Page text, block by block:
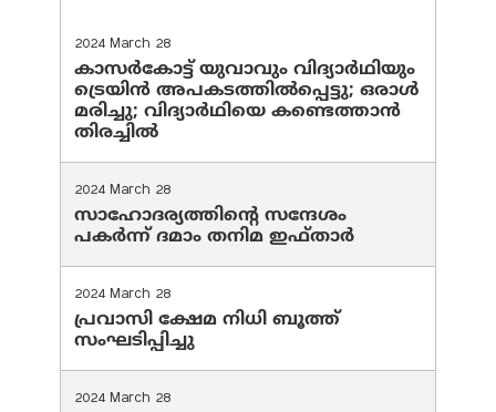
2024 March 28
കാസർകോട്ട് യുവാവും വിദ്യാർഥിയും
ട്രെയിൻ അപകടത്തിൽപ്പെട്ടു; ഒരാൾ
മരിച്ചു; വിദ്യാർഥിയെ കണ്ടെത്താൻ
തിരച്ചിൽ
2024 March 28
സാഹോദര്യത്തിന്റെ സന്ദേശം
പകർന്ന് ദമാം തനിമ ഇഫ്‌താർ
2024 March 28
പ്രവാസി ക്ഷേമ നിധി ബൂത്ത്
സംഘടിപ്പിച്ചു
2024 March 28